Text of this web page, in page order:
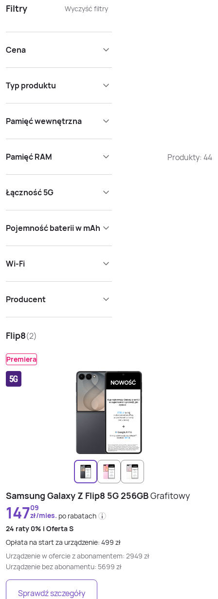
Filtry Wyczyść filtry
Cena
Typ produktu
Pamięć wewnętrzna
Pamięć RAM
Łączność 5G
Pojemność baterii w mAh
Wi-Fi
Producent
Produkty: 44
Flip8(2)
Premiera
Samsung Galaxy Z Flip8 5G 256GBGrafitowy
14709
zł/mies. po rabatach
24 raty 0% i Oferta S
Opłata na start za urządzenie: 499 zł
Urządzenie w ofercie z abonamentem: 2949 zł
Urządzenie bez abonamentu: 5699 zł
Sprawdź szczegóły